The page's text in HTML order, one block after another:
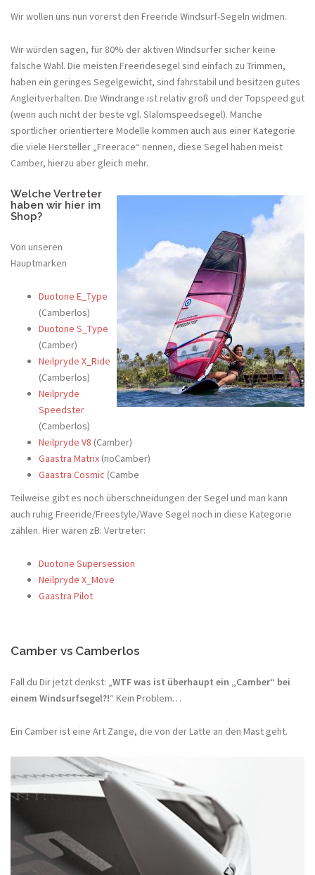
Wir wollen uns nun vorerst den Freeride Windsurf-Segeln widmen.
Wir würden sagen, für 80% der aktiven Windsurfer sicher keine
falsche Wahl. Die meisten Freeridesegel sind einfach zu Trimmen,
haben ein geringes Segelgewicht, sind fahrstabil und besitzen gutes
Angleitverhalten. Die Windrange ist relativ groß und der Topspeed gut
(wenn auch nicht der beste vgl. Slalomspeedsegel). Manche
sportlicher orientiertere Modelle kommen auch aus einer Kategorie
die viele Hersteller „Freerace“ nennen, diese Segel haben meist
Camber, hierzu aber gleich mehr.
Welche Vertreter
haben wir hier im
Shop?
Von unseren
Hauptmarken
Duotone E_Type
(Camberlos)
Duotone S_Type
(Camber)
Neilpryde X_Ride
(Camberlos)
Neilpryde
Speedster
(Camberlos)
Neilpryde V8 (Camber)
Gaastra Matrix (noCamber)
Gaastra Cosmic (Cambe
Teilweise gibt es noch überschneidungen der Segel und man kann
auch ruhig Freeride/Freestyle/Wave Segel noch in diese Kategorie
zählen. Hier wären zB: Vertreter:
Duotone Supersession
Neilpryde X_Move
Gaastra Pilot
Camber vs Camberlos
Fall du Dir jetzt denkst: „WTF was ist überhaupt ein „Camber“ bei
einem Windsurfsegel?!“ Kein Problem…
Ein Camber ist eine Art Zange, die von der Latte an den Mast geht.